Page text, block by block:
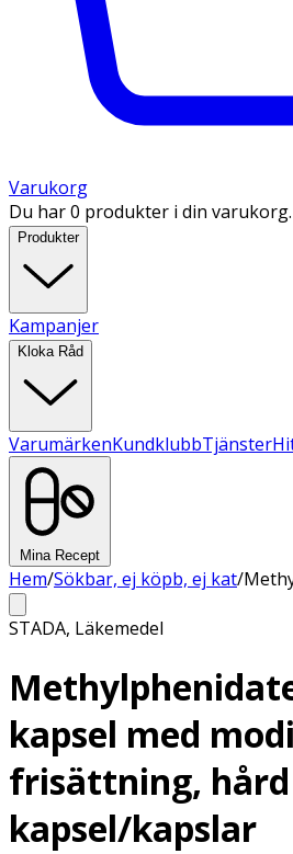
Varukorg
Du har 0 produkter i din varukorg.
Produkter
Kampanjer
Kloka Råd
VarumärkenKundklubbTjänster
Mina Recept
Hem/Sökbar, ej köpb, ej kat/
STADA, Läkemedel
kapsel med
frisättning, hård
kapsel/kapslar